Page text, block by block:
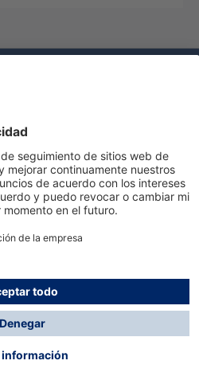
cliente de Dräger
2024
IVA y posibles gastos
lo contrario